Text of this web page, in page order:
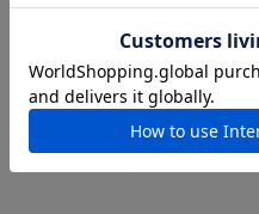
マグナーニ / MAGNANNI スリン
グバック シングルモンク スペイ
ン製26087
(税込)